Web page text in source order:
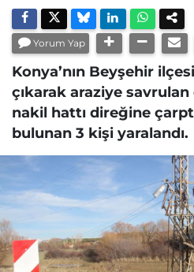
Yorum Yap
Konya’nın Beyşehir
çıkarak araziye
nakil hattı direğine
bulunan 3 kişi yaralandı.